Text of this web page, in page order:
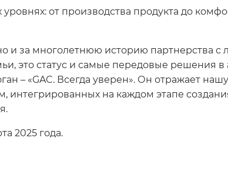
от производства продукта до
и за многолетнюю историю партнерства с
это статус и самые передовые решения
– «GAC. Всегда уверен». Он отражает
на каждом этапе
2025 года.